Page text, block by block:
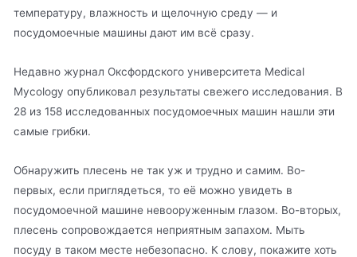
температуру, влажность и щелочную среду — и
посудомоечные машины дают им всё сразу.
Недавно журнал Оксфордского университета Medical
Mycology опубликовал результаты свежего исследования. В
28 из 158 исследованных посудомоечных машин нашли эти
самые грибки.
Обнаружить плесень не так уж и трудно и самим. Во-
первых, если приглядеться, то её можно увидеть в
посудомоечной машине невооруженным глазом. Во-вторых,
плесень сопровождается неприятным запахом. Мыть
посуду в таком месте небезопасно. К слову, покажите хоть